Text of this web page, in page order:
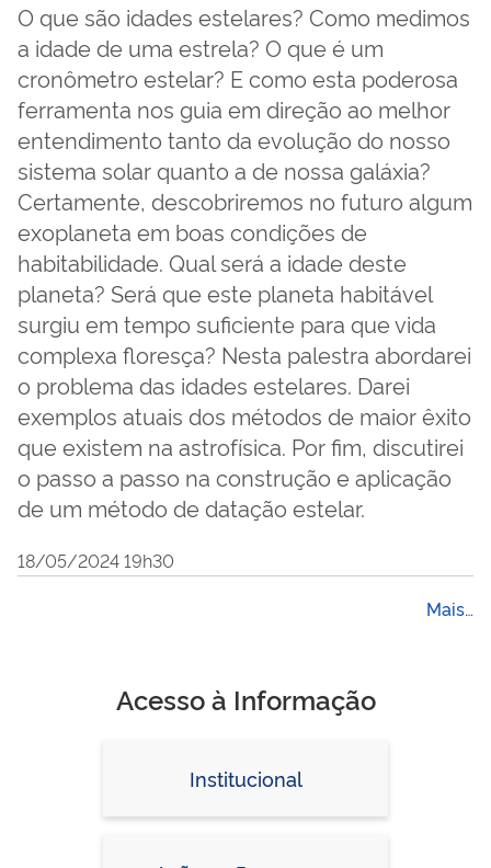
O que são idades estelares? Como medimos
a idade de uma estrela? O que é um
cronômetro estelar? E como esta poderosa
ferramenta nos guia em direção ao melhor
entendimento tanto da evolução do nosso
sistema solar quanto a de nossa galáxia?
Certamente, descobriremos no futuro algum
exoplaneta em boas condições de
habitabilidade. Qual será a idade deste
planeta? Será que este planeta habitável
surgiu em tempo suficiente para que vida
complexa floresça? Nesta palestra abordarei
o problema das idades estelares. Darei
exemplos atuais dos métodos de maior êxito
que existem na astrofísica. Por fim, discutirei
o passo a passo na construção e aplicação
de um método de datação estelar.
18/05/2024 19h30
Mais…
Acesso à Informação
Institucional